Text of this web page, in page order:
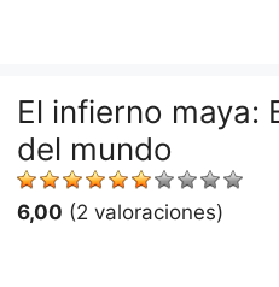
El infierno maya:
del mundo
6,00 (2 valoraciones)